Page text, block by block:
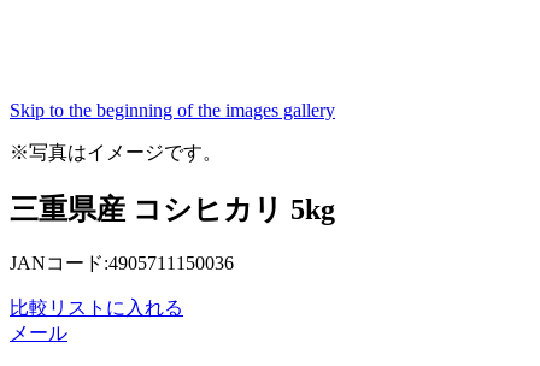
Skip to the beginning of the images gallery
※写真はイメージです。
三重県産 コシヒカリ 5kg
JANコード:4905711150036
比較リストに入れる
メール